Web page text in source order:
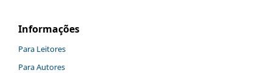
Informações
Para Leitores
Para Autores